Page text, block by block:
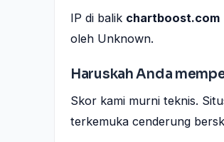
IP di balik chartboost.com
oleh Unknown.
Haruskah Anda
Skor kami murni teknis.
terkemuka cenderung